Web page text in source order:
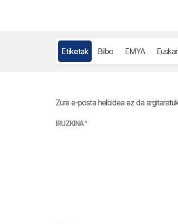
Etiketak Bilbo EMYA
Zure e-posta helbidea ez da
IRUZKINA*